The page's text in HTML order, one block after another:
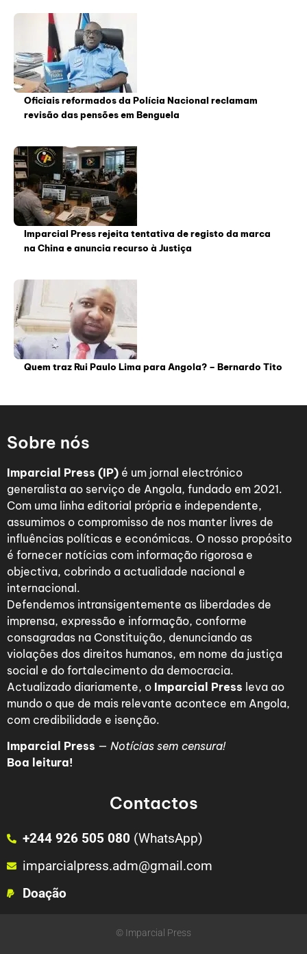
Oficiais reformados da Polícia Nacional reclamam
revisão das pensões em Benguela
Imparcial Press rejeita tentativa de registo da marca
na China e anuncia recurso à Justiça
Quem traz Rui Paulo Lima para Angola? – Bernardo Tito
Sobre nós
Imparcial Press (IP) é um jornal electrónico
generalista ao serviço de Angola, fundado em 2021.
Com uma linha editorial própria e independente,
assumimos o compromisso de nos manter livres de
influências políticas e económicas. O nosso propósito
é fornecer notícias com informação rigorosa e
objectiva, cobrindo a actualidade nacional e
internacional.
Defendemos intransigentemente as liberdades de
imprensa, expressão e informação, conforme
consagradas na Constituição, denunciando as
violações dos direitos humanos, em nome da justiça
social e do fortalecimento da democracia.
Actualizado diariamente, o Imparcial Press leva ao
mundo o que de mais relevante acontece em Angola,
com credibilidade e isenção.
Imparcial Press — Notícias sem censura!
Boa leitura!
Contactos
+244 926 505 080 (WhatsApp)
imparcialpress.adm@gmail.com
Doação
© Imparcial Press